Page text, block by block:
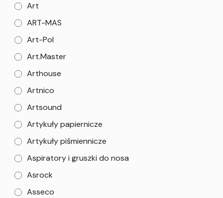
Art
ART-MAS
Art-Pol
Art.Master
Arthouse
Artnico
Artsound
Artykuły papiernicze
Artykuły piśmiennicze
Aspiratory i gruszki do nosa
Asrock
Asseco